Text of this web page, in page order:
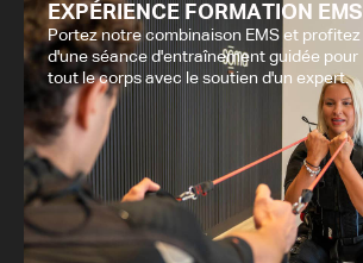
EXPÉRIENCE FORMATION EMS
Portez notre combinaison EMS et profitez
d'une séance d'entraînement guidée pour
tout le corps avec le soutien d'un expert.